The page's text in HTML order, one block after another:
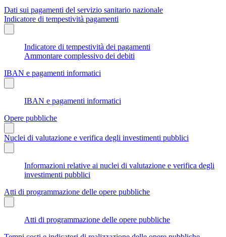
Dati sui pagamenti del servizio sanitario nazionale
Indicatore di tempestività pagamenti
Indicatore di tempestività dei pagamenti
Ammontare complessivo dei debiti
IBAN e pagamenti informatici
IBAN e pagamenti informatici
Opere pubbliche
Nuclei di valutazione e verifica degli investimenti pubblici
Informazioni relative ai nuclei di valutazione e verifica degli
investimenti pubblici
Atti di programmazione delle opere pubbliche
Atti di programmazione delle opere pubbliche